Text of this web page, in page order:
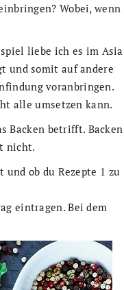
Wobei, wenn
liebe ich es im Asia
und somit auf andere
voranbringen.
alle umsetzen kann.
Backen betrifft. Backen
nicht.
ob du Rezepte 1 zu
eintragen. Bei dem